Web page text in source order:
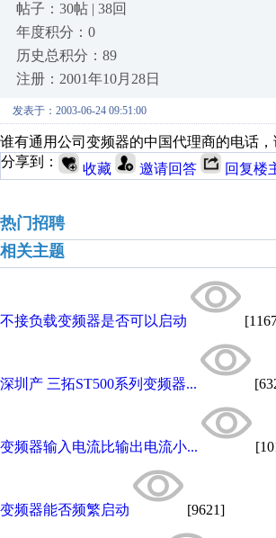
帖子：30帖 | 38回
年度积分：0
历史总积分：89
注册：2001年10月28日
发表于：2003-06-24 09:51:00
谁有通用公司变频器的中国代理商的电话
分享到：
收藏 邀请回答 回复楼
热门招聘
相关主题
不接负载变频器是否可以启动
深圳产 三拓ST500系列变频器...
变频器输入电流比输出电流小...
变频器能否频繁启动 [9621]